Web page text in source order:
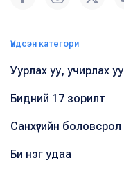
Үндсэн категори
Уурлах уу, учирлах
Бидний 17 зорилт
Санхүүгийн боловсрол
Би нэг удаа